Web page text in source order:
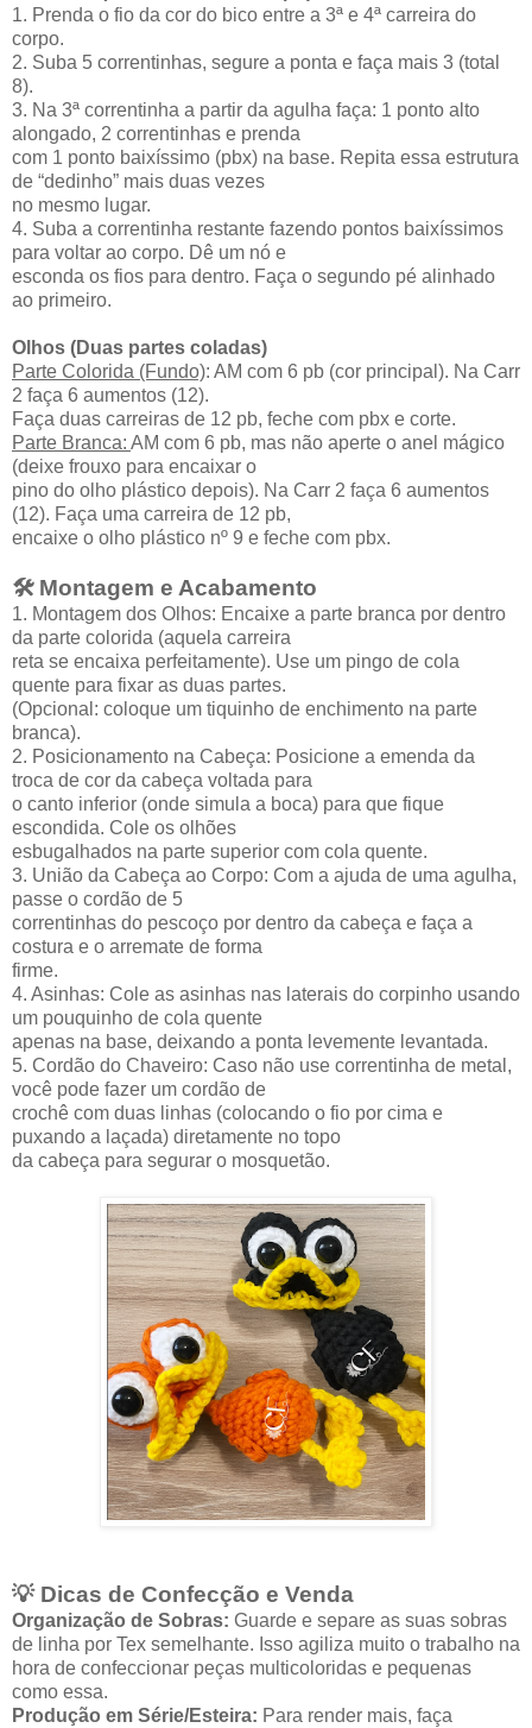
1. Prenda o fio da cor do bico entre a 3ª e 4ª carreira do
corpo.
2. Suba 5 correntinhas, segure a ponta e faça mais 3 (total
8).
3. Na 3ª correntinha a partir da agulha faça: 1 ponto alto
alongado, 2 correntinhas e prenda
com 1 ponto baixíssimo (pbx) na base. Repita essa estrutura
de “dedinho” mais duas vezes
no mesmo lugar.
4. Suba a correntinha restante fazendo pontos baixíssimos
para voltar ao corpo. Dê um nó e
esconda os fios para dentro. Faça o segundo pé alinhado
ao primeiro.
Olhos (Duas partes coladas)
Parte Colorida (Fundo): AM com 6 pb (cor principal). Na Carr
2 faça 6 aumentos (12).
Faça duas carreiras de 12 pb, feche com pbx e corte.
Parte Branca: AM com 6 pb, mas não aperte o anel mágico
(deixe frouxo para encaixar o
pino do olho plástico depois). Na Carr 2 faça 6 aumentos
(12). Faça uma carreira de 12 pb,
encaixe o olho plástico nº 9 e feche com pbx.
🛠️ Montagem e Acabamento
1. Montagem dos Olhos: Encaixe a parte branca por dentro
da parte colorida (aquela carreira
reta se encaixa perfeitamente). Use um pingo de cola
quente para fixar as duas partes.
(Opcional: coloque um tiquinho de enchimento na parte
branca).
2. Posicionamento na Cabeça: Posicione a emenda da
troca de cor da cabeça voltada para
o canto inferior (onde simula a boca) para que fique
escondida. Cole os olhões
esbugalhados na parte superior com cola quente.
3. União da Cabeça ao Corpo: Com a ajuda de uma agulha,
passe o cordão de 5
correntinhas do pescoço por dentro da cabeça e faça a
costura e o arremate de forma
firme.
4. Asinhas: Cole as asinhas nas laterais do corpinho usando
um pouquinho de cola quente
apenas na base, deixando a ponta levemente levantada.
5. Cordão do Chaveiro: Caso não use correntinha de metal,
você pode fazer um cordão de
crochê com duas linhas (colocando o fio por cima e
puxando a laçada) diretamente no topo
da cabeça para segurar o mosquetão.
💡 Dicas de Confecção e Venda
Organização de Sobras: Guarde e separe as suas sobras
de linha por Tex semelhante. Isso agiliza muito o trabalho na
hora de confeccionar peças multicoloridas e pequenas
como essa.
Produção em Série/Esteira: Para render mais, faça